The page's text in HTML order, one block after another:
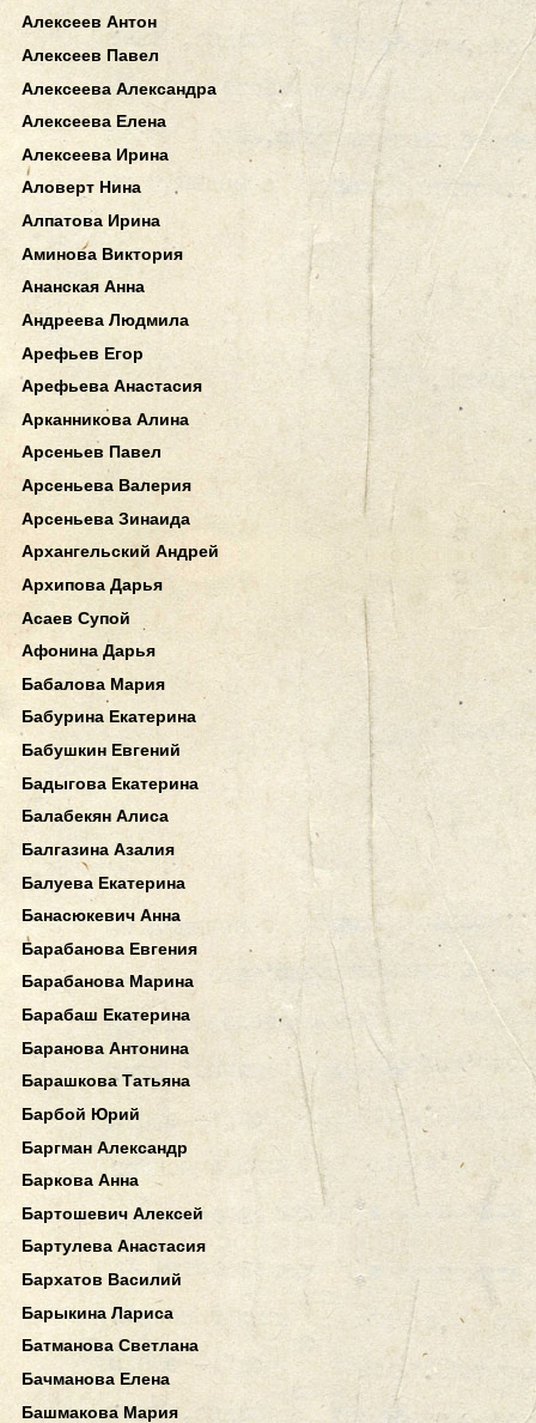
Алексеев Антон
Алексеев Павел
Алексеева Александра
Алексеева Елена
Алексеева Ирина
Аловерт Нина
Алпатова Ирина
Аминова Виктория
Ананская Анна
Андреева Людмила
Арефьев Егор
Арефьева Анастасия
Арканникова Алина
Арсеньев Павел
Арсеньева Валерия
Арсеньева Зинаида
Архангельский Андрей
Архипова Дарья
Асаев Супой
Афонина Дарья
Бабалова Мария
Бабурина Екатерина
Бабушкин Евгений
Бадыгова Екатерина
Балабекян Алиса
Балгазина Азалия
Балуева Екатерина
Банасюкевич Анна
Барабанова Евгения
Барабанова Марина
Барабаш Екатерина
Баранова Антонина
Барашкова Татьяна
Барбой Юрий
Баргман Александр
Баркова Анна
Бартошевич Алексей
Бартулева Анастасия
Бархатов Василий
Барыкина Лариса
Батманова Светлана
Бачманова Елена
Башмакова Мария